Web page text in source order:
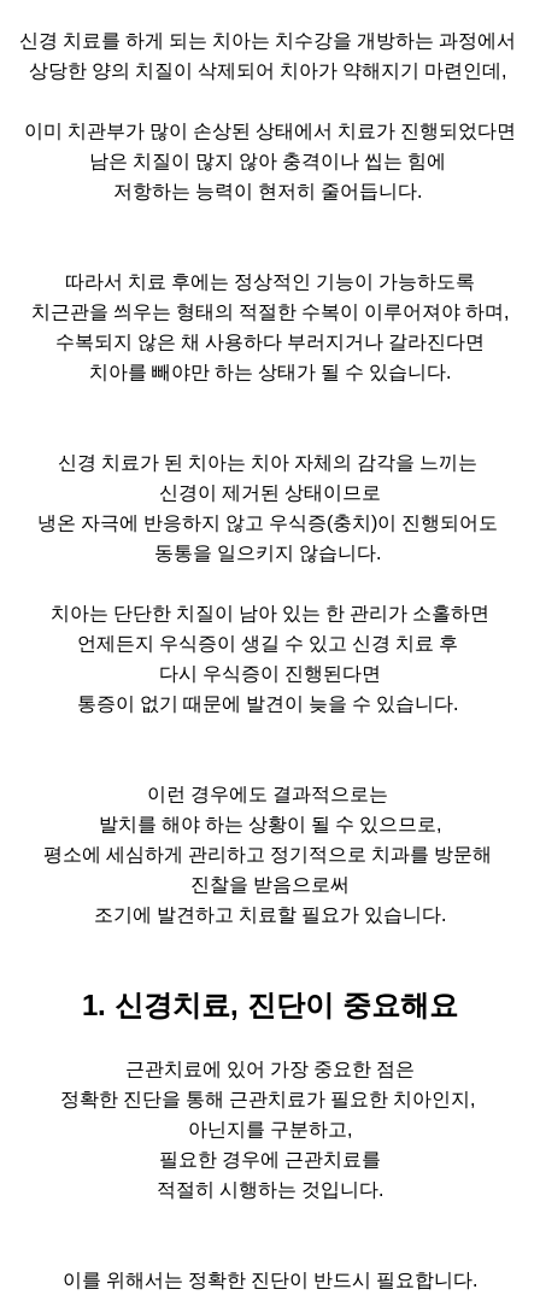
신경 치료를 하게 되는 치아는 치수강을 개방하는 과정에서
상당한 양의 치질이 삭제되어 치아가 약해지기 마련인데,
이미 치관부가 많이 손상된 상태에서 치료가 진행되었다면
남은 치질이 많지 않아 충격이나 씹는 힘에
저항하는 능력이 현저히 줄어듭니다.
따라서 치료 후에는 정상적인 기능이 가능하도록
치근관을 씌우는 형태의 적절한 수복이 이루어져야 하며,
수복되지 않은 채 사용하다 부러지거나 갈라진다면
치아를 빼야만 하는 상태가 될 수 있습니다.
신경 치료가 된 치아는 치아 자체의 감각을 느끼는
신경이 제거된 상태이므로
냉온 자극에 반응하지 않고 우식증(충치)이 진행되어도
동통을 일으키지 않습니다.
치아는 단단한 치질이 남아 있는 한 관리가 소홀하면
언제든지 우식증이 생길 수 있고 신경 치료 후
다시 우식증이 진행된다면
통증이 없기 때문에 발견이 늦을 수 있습니다.
이런 경우에도 결과적으로는
발치를 해야 하는 상황이 될 수 있으므로,
평소에 세심하게 관리하고 정기적으로 치과를 방문해
진찰을 받음으로써
조기에 발견하고 치료할 필요가 있습니다.
1. 신경치료, 진단이 중요해요
근관치료에 있어 가장 중요한 점은
​정확한 진단을 통해 근관치료가 필요한 치아인지,
아닌지를 구분하고,
​필요한 경우에 근관치료를
적절히 시행하는 것입니다.
이를 위해서는 정확한 진단이 반드시 필요합니다.